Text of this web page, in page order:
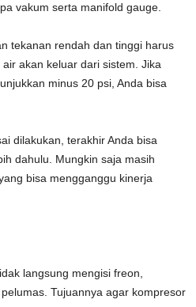
vakum serta manifold gauge.
tekanan rendah dan tinggi harus
akan keluar dari sistem. Jika
minus 20 psi, Anda bisa
dilakukan, terakhir Anda bisa
dahulu. Mungkin saja masih
bisa mengganggu kinerja
langsung mengisi freon,
Tujuannya agar kompresor